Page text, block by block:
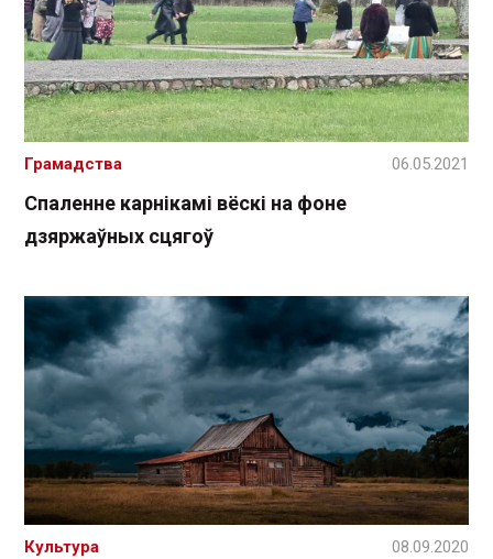
Спаленне карнікамі вёскі на фоне
дзяржаўных сцягоў
Грамадства 06.05.2021
Культура 08.09.2020